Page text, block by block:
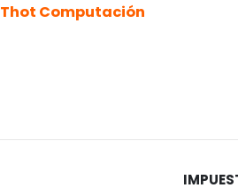
Thot Computación